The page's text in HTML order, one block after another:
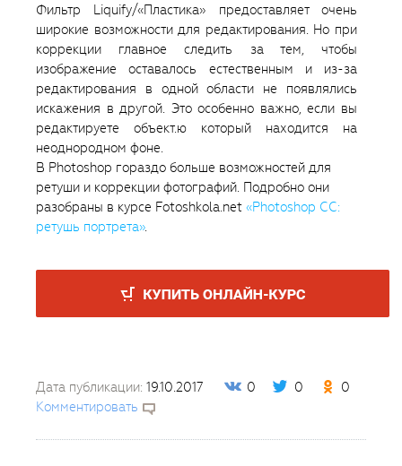
Фильтр Liquify/«Пластика» предоставляет очень
широкие возможности для редактирования. Но при
коррекции главное следить за тем, чтобы
изображение оставалось естественным и из-за
редактирования в одной области не появлялись
искажения в другой. Это особенно важно, если вы
редактируете объект.ю который находится на
неоднородном фоне.
В Photoshop гораздо больше возможностей для
ретуши и коррекции фотографий. Подробно они
разобраны в курсе Fotoshkola.net «Photoshop CC:
ретушь портрета».
Дата публикации: 19.10.2017 0 0
0
Комментировать